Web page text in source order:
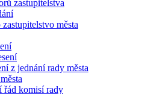
zastupitelstva
města
z jednání rady města
řád komisí rady